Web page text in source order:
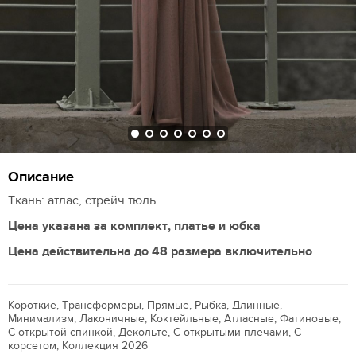
Описание
Ткань: атлас, стрейч тюль
Цена указана за комплект, платье и юбка
Цена действительна до 48 размера включительно
Короткие, Трансформеры, Прямые, Рыбка, Длинные,
Минимализм, Лаконичные, Коктейльные, Атласные, Фатиновые,
С открытой спинкой, Декольте, С открытыми плечами, С
корсетом, Коллекция 2026